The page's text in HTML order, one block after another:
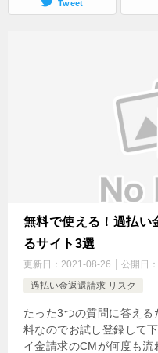
Tweet
無料で使える！過払い
るサイト3選
更新日： 2021-08-26 公開日：
過払い金返還請求 リスク
たった3つの質問に答え
料なのでお試し登録して
イ金請求のCMが何度も